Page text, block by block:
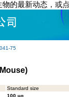
的最新动态，或
041-75
Standard size
100 µg